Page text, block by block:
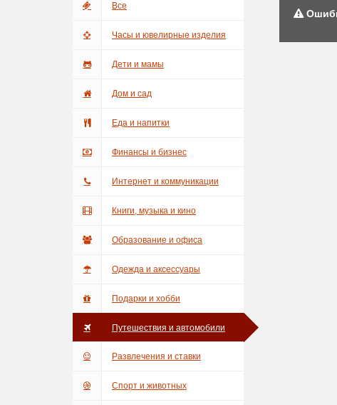
Все
Часы и ювелирные изделия
Дети и мамы
Дом и сад
Еда и напитки
Финансы и бизнес
Интернет и коммуникации
Книги, музыка и кино
Образование и офиса
Одежда и аксессуары
Подарки и хобби
Путешествия и автомобили
Развлечения и ставки
Спорт и животных